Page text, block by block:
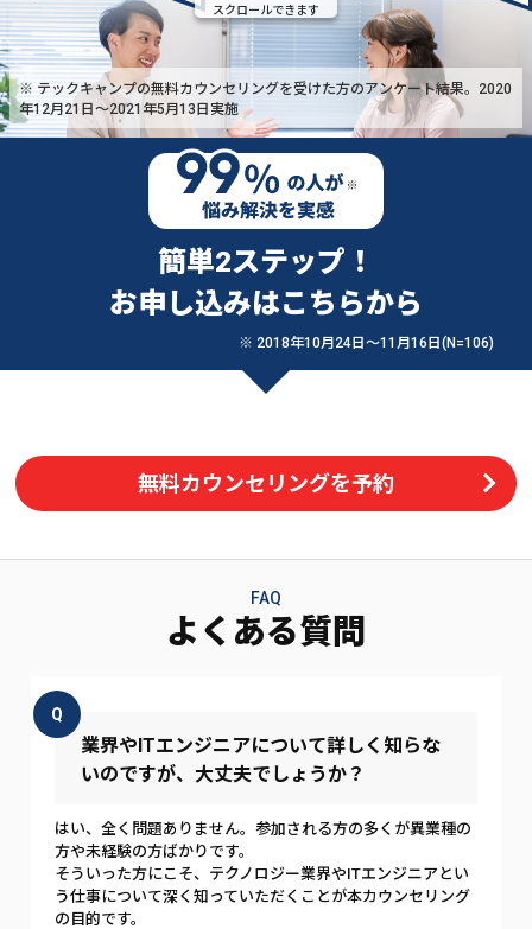
スクロールできます
※ テックキャンプの無料カウンセリングを受けた方のアンケート結果。2020
年12月21日〜2021年5月13日実施
簡単2ステップ！
お申し込みはこちらから
※ 2018年10月24日〜11月16日(N=106)
無料カウンセリングを予約
FAQ
よくある質問
Q
業界やITエンジニアについて詳しく知らな
いのですが、大丈夫でしょうか？
はい、全く問題ありません。参加される方の多くが異業種の
方や未経験の方ばかりです。
そういった方にこそ、テクノロジー業界やITエンジニアとい
う仕事について深く知っていただくことが本カウンセリング
の目的です。